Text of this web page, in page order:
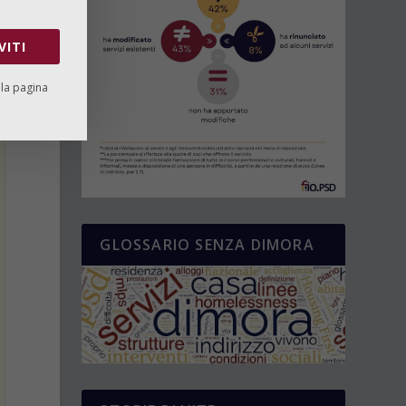
GLOSSARIO SENZA DIMORA
pagina